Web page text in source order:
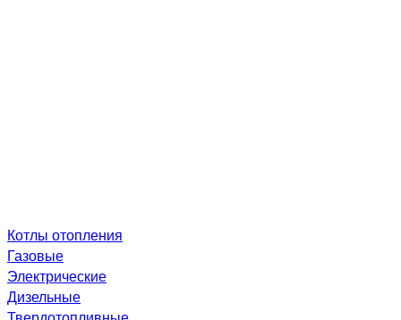
Котлы отопления
Газовые
Электрические
Дизельные